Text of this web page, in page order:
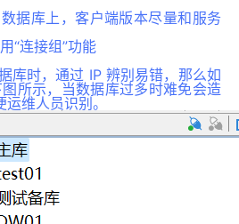
据库上，客户端版本尽量和服务
“连接组”功能
库时，通过 IP 辨别易错，那么如
所示，当数据库过多时难免会造
维人员识别。